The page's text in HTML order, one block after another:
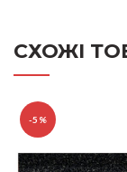
СХОЖІ
-5%